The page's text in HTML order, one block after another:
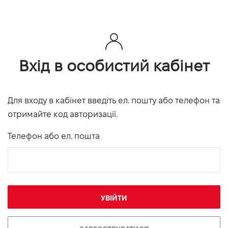
Вхід в особистий кабінет
Для входу в кабінет введіть ел. пошту або телефон та
отримайте код авторизації.
Телефон або ел. пошта
УВІЙТИ